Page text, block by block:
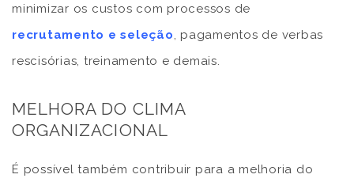
minimizar os custos com processos de
recrutamento e seleção, pagamentos de verbas
rescisórias, treinamento e demais.
MELHORA DO CLIMA
ORGANIZACIONAL
É possível também contribuir para a melhoria do